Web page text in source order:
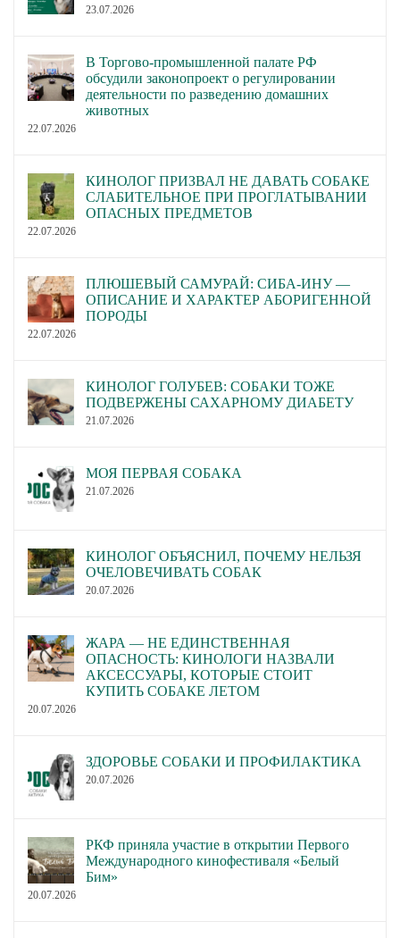
23.07.2026
В Торгово-промышленной палате РФ
обсудили законопроект о регулировании
деятельности по разведению домашних
животных
22.07.2026
КИНОЛОГ ПРИЗВАЛ НЕ ДАВАТЬ СОБАКЕ
СЛАБИТЕЛЬНОЕ ПРИ ПРОГЛАТЫВАНИИ
ОПАСНЫХ ПРЕДМЕТОВ
22.07.2026
ПЛЮШЕВЫЙ САМУРАЙ: СИБА-ИНУ —
ОПИСАНИЕ И ХАРАКТЕР АБОРИГЕННОЙ
ПОРОДЫ
22.07.2026
КИНОЛОГ ГОЛУБЕВ: СОБАКИ ТОЖЕ
ПОДВЕРЖЕНЫ САХАРНОМУ ДИАБЕТУ
21.07.2026
МОЯ ПЕРВАЯ СОБАКА
21.07.2026
КИНОЛОГ ОБЪЯСНИЛ, ПОЧЕМУ НЕЛЬЗЯ
ОЧЕЛОВЕЧИВАТЬ СОБАК
20.07.2026
ЖАРА — НЕ ЕДИНСТВЕННАЯ
ОПАСНОСТЬ: КИНОЛОГИ НАЗВАЛИ
АКСЕССУАРЫ, КОТОРЫЕ СТОИТ
КУПИТЬ СОБАКЕ ЛЕТОМ
20.07.2026
ЗДОРОВЬЕ СОБАКИ И ПРОФИЛАКТИКА
20.07.2026
РКФ приняла участие в открытии Первого
Международного кинофестиваля «Белый
Бим»
20.07.2026